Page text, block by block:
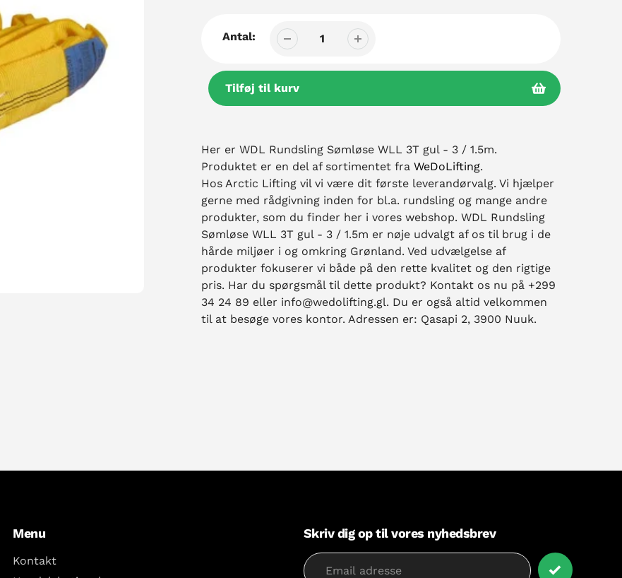
Antal:
Tilføj til kurv
af
produkt
til
din
kurv
Her er WDL Rundsling Sømløse WLL 3T gul - 3 / 1.5m.
Produktet er en del af sortimentet fra WeDoLifting.
Hos Arctic Lifting vil vi være dit første leverandørvalg. Vi hjælper
gerne med rådgivning inden for bl.a. rundsling og mange andre
produkter, som du finder her i vores webshop. WDL Rundsling
Sømløse WLL 3T gul - 3 / 1.5m er nøje udvalgt af os til brug i de
hårde miljøer i og omkring Grønland. Ved udvælgelse af
produkter fokuserer vi både på den rette kvalitet og den rigtige
pris. Har du spørgsmål til dette produkt? Kontakt os nu på +299
34 24 89 eller info@wedolifting.gl. Du er også altid velkommen
til at besøge vores kontor. Adressen er: Qasapi 2, 3900 Nuuk.
Menu
Kontakt
Skriv dig op til vores nyhedsbrev